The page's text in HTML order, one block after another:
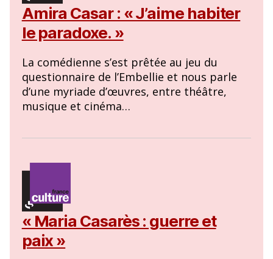
Amira Casar : « J’aime habiter
le paradoxe. »
La comédienne s’est prêtée au jeu du
questionnaire de l’Embellie et nous parle
d’une myriade d’œuvres, entre théâtre,
musique et cinéma…
« Maria Casarès : guerre et
paix »